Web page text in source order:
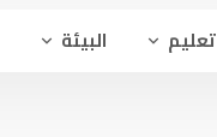
تعليم البيئة